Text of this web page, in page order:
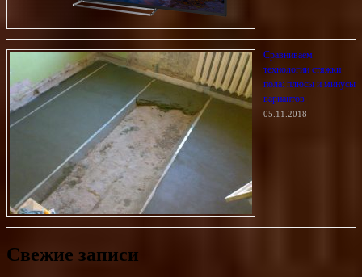
Сравниваем
технологии стяжки
пола: плюсы и минусы
вариантов
05.11.2018
Свежие записи